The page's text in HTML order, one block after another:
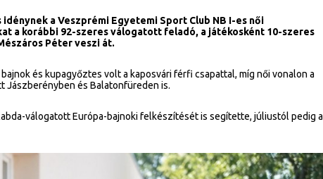
a Veszprémi Egyetemi Sport Club NB I-es női
a korábbi 92-szeres válogatott feladó, a játékosként 10-szeres
Péter veszi át.
és kupagyőztes volt a kaposvári férfi csapattal, míg női vonalon a
Jászberényben és Balatonfüreden is.
válogatott Európa-bajnoki felkészítését is segítette, júliustól pedig a